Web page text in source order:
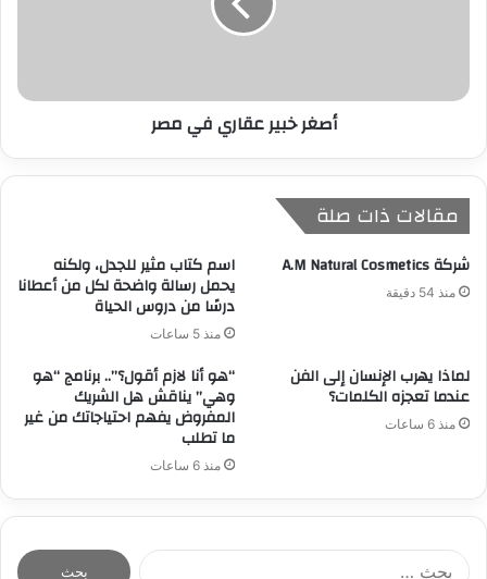
أصغر خبير عقاري في مصر
مقالات ذات صلة
شركة A.M Natural Cosmetics
منذ 54 دقيقة
​اسم كتاب مثير للجدل، ولكنه
يحمل رسالة واضحة لكل من أعطانا
درسًا من دروس الحياة
منذ 5 ساعات
لماذا يهرب الإنسان إلى الفن
عندما تعجزه الكلمات؟
منذ 6 ساعات
“هو أنا لازم أقول؟”.. برنامج “هو
وهي” يناقش هل الشريك
المفروض يفهم احتياجاتك من غير
ما تطلب
منذ 6 ساعات